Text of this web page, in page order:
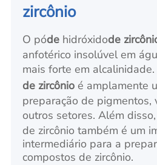
zircônio
O póde hidróxidode
anfotérico insolúvel em
mais forte em alcalinidade.
de zircônio é amplamente
preparação de pigmentos,
outros setores. Além
de zircônio também é um
intermediário para a
compostos de zircônio.